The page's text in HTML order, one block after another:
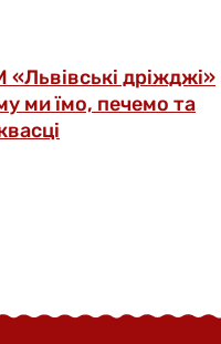
дріжджі»
ми їмо, печемо та